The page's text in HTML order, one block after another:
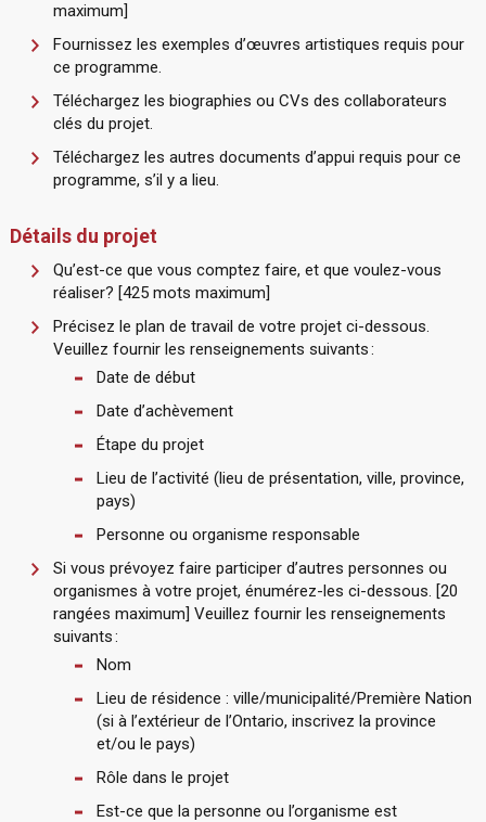
maximum]
Fournissez les exemples d’œuvres artistiques requis pour
ce programme.
Téléchargez les biographies ou CVs des collaborateurs
clés du projet.
Téléchargez les autres documents d’appui requis pour ce
programme, s’il y a lieu.
Détails du projet
Qu’est-ce que vous comptez faire, et que voulez-vous
réaliser? [425 mots maximum]
Précisez le plan de travail de votre projet ci-dessous.
Veuillez fournir les renseignements suivants :
Date de début
Date d’achèvement
Étape du projet
Lieu de l’activité (lieu de présentation, ville, province,
pays)
Personne ou organisme responsable
Si vous prévoyez faire participer d’autres personnes ou
organismes à votre projet, énumérez-les ci-dessous. [20
rangées maximum] Veuillez fournir les renseignements
suivants :
Nom
Lieu de résidence : ville/municipalité/Première Nation
(si à l’extérieur de l’Ontario, inscrivez la province
et/ou le pays)
Rôle dans le projet
Est-ce que la personne ou l’organisme est